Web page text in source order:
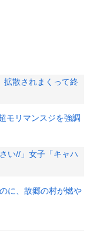
拡散されまくって終
モリマンスジを強調
い//」女子「キャハ
に、故郷の村が燃や